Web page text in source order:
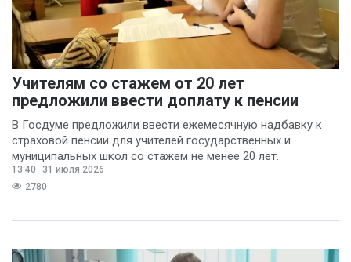
Учителям со стажем от 20 лет
предложили ввести доплату к пенсии
В Госдуме предложили ввести ежемесячную надбавку к
страховой пенсии для учителей государственных и
муниципальных школ со стажем не менее 20 лет.
13:40
31 июля 2026
2780